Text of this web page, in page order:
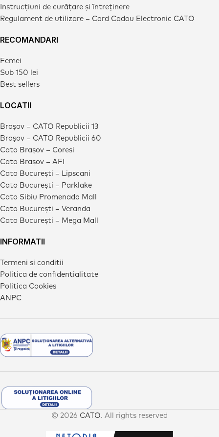
Instrucțiuni de curățare și întreținere
Regulament de utilizare – Card Cadou Electronic CATO
RECOMANDARI
Femei
Sub 150 lei
Best sellers
LOCATII
Brașov – CATO Republicii 13
Brașov – CATO Republicii 60
Cato Brașov – Coresi
Cato Brașov – AFI
Cato București – Lipscani
Cato București – Parklake
Cato Sibiu Promenada Mall
Cato București – Veranda
Cato București – Mega Mall
INFORMATII
Termeni si conditii
Politica de confidentialitate
Politica Cookies
ANPC
© 2026 CATO. All rights reserved